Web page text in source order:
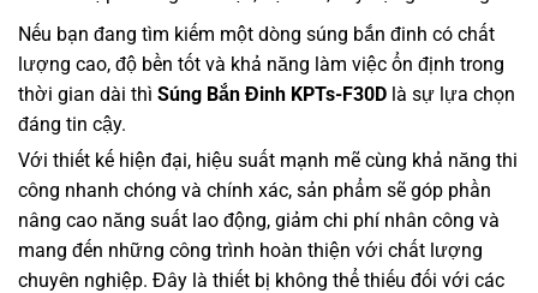
Nếu bạn đang tìm kiếm một dòng súng bắn đinh có chất
lượng cao, độ bền tốt và khả năng làm việc ổn định trong
thời gian dài thì Súng Bắn Đinh KPTs-F30D là sự lựa chọn
đáng tin cậy.
Với thiết kế hiện đại, hiệu suất mạnh mẽ cùng khả năng thi
công nhanh chóng và chính xác, sản phẩm sẽ góp phần
nâng cao năng suất lao động, giảm chi phí nhân công và
mang đến những công trình hoàn thiện với chất lượng
chuyên nghiệp. Đây là thiết bị không thể thiếu đối với các